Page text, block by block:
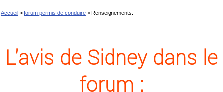
Accueil >forum permis de conduire >Renseignements.
L'avis de Sidney dans le
forum :